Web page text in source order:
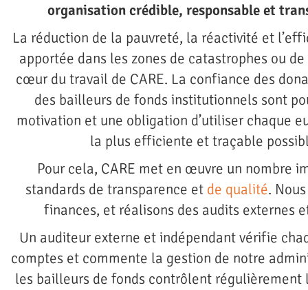
organisation crédible, responsable et
La réduction de la pauvreté, la réactivité et
apportée dans les zones de catastrophes ou
cœur du travail de CARE. La confiance des
des bailleurs de fonds institutionnels sont
motivation et une obligation d’utiliser chaque
la plus efficiente et traçable
Pour cela, CARE met en œuvre un nombre
standards de transparence et de qualité.
finances, et réalisons des audits externes
Un auditeur externe et indépendant vérifie
comptes et commente la gestion de notre
les bailleurs de fonds contrôlent régulièrement